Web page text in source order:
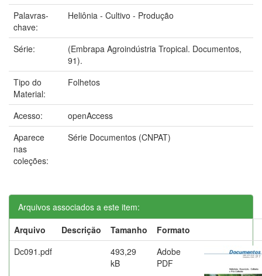
Palavras-
chave:
Heliônia - Cultivo - Produção
Série:
(Embrapa Agroindústria Tropical. Documentos,
91).
Tipo do
Material:
Folhetos
Acesso:
openAccess
Aparece
nas
coleções:
Série Documentos (CNPAT)
Arquivos associados a este item:
Arquivo
Descrição Tamanho
Formato
Dc091.pdf
493,29
kB
Adobe
PDF